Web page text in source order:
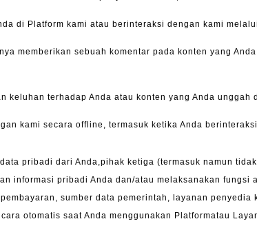
di Platform kami atau berinteraksi dengan kami
memberikan sebuah komentar pada konten yang
keluhan terhadap Anda atau konten yang Anda unggah
kami secara offline, termasuk ketika Anda
pribadi dari Anda,pihak ketiga (termasuk namun
informasi pribadi Anda dan/atau melaksanakan
sumber data pemerintah, layanan
otomatis saat Anda menggunakan Platformatau